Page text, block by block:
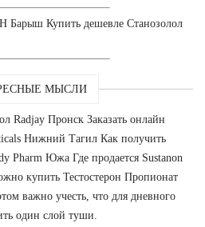
Барыш Купить дешевле Станозолол
МЫСЛИ
Radjay Пронск Заказать онлайн
Нижний Тагил Как получить
Pharm Южа Где продается Sustanon
купить Тестостерон Пропионат
важно учесть, что для дневного
один слой туши.